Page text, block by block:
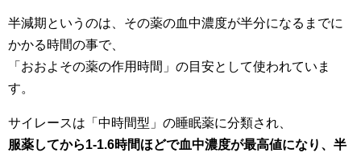
半減期というのは、その薬の血中濃度が半分になるまでに
かかる時間の事で、
「おおよその薬の作用時間」の目安として使われていま
す。
サイレースは「中時間型」の睡眠薬に分類され、
服薬してから1-1.6時間ほどで血中濃度が最高値になり、半